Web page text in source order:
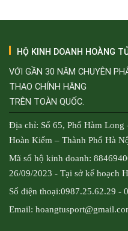
HỘ KINH DOANH HOÀNG
VỚI GẦN 30 NĂM CHUYÊN
THAO CHÍNH HÃNG
TRÊN TOÀN QUỐC.
Địa chỉ: Số 65, Phố Hàm Long
Hoàn Kiếm – Thành Phố Hà
Mã số hộ kinh doanh:
26/09/2023 - Tại sở kế hoạch
Số điện thoại:0987.25.62.29 -
Email: